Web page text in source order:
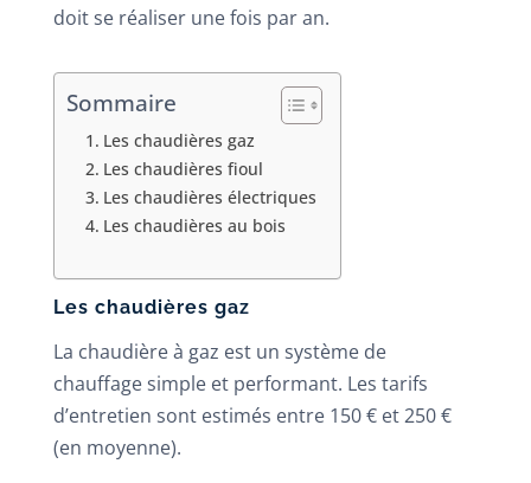
doit se réaliser une fois par an.
Sommaire
Les chaudières gaz
Les chaudières fioul
Les chaudières électriques
Les chaudières au bois
Les chaudières gaz
La chaudière à gaz est un système de
chauffage simple et performant. Les tarifs
d’entretien sont estimés entre 150 € et 250 €
(en moyenne).